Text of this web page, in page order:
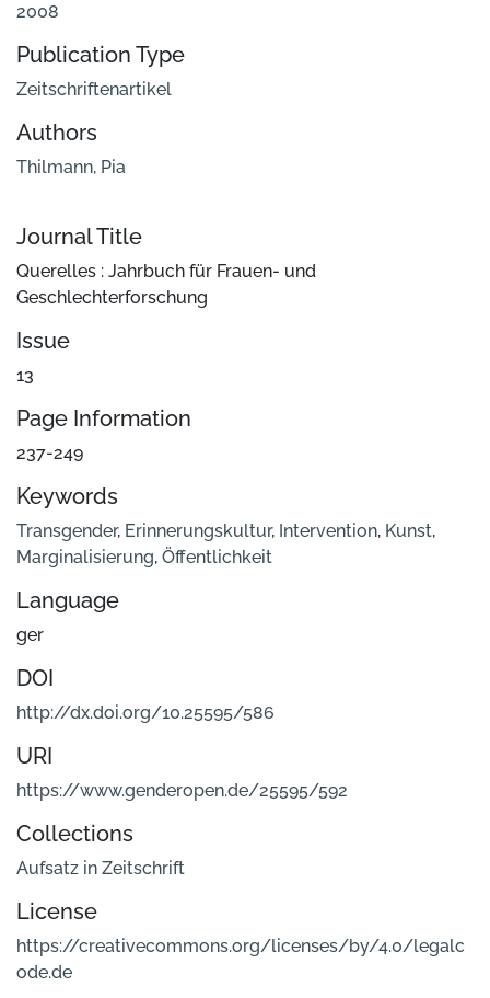
2008
Publication Type
Zeitschriftenartikel
Authors
Thilmann, Pia
Journal Title
Querelles : Jahrbuch für Frauen- und
Geschlechterforschung
Issue
13
Page Information
237-249
Keywords
Transgender, Erinnerungskultur, Intervention, Kunst,
Marginalisierung, Öffentlichkeit
Language
ger
DOI
http://dx.doi.org/10.25595/586
URI
https://www.genderopen.de/25595/592
Collections
Aufsatz in Zeitschrift
License
https://creativecommons.org/licenses/by/4.0/legalc
ode.de